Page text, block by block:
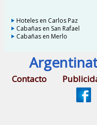
Hoteles en Carlos Paz
Cabañas en San Rafael
Cabañas en Merlo
Contacto